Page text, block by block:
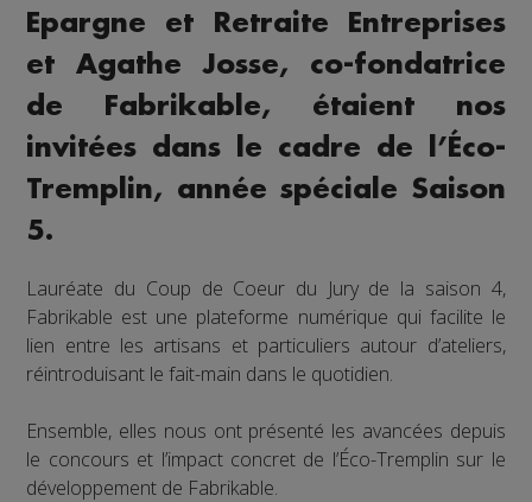
Epargne et Retraite Entreprises
et Agathe Josse, co-fondatrice
de Fabrikable, étaient nos
invitées dans le cadre de l’Éco-
Tremplin, année spéciale Saison
5.
Lauréate du Coup de Coeur du Jury de la saison 4,
Fabrikable est une plateforme numérique qui facilite le
lien entre les artisans et particuliers autour d’ateliers,
réintroduisant le fait-main dans le quotidien.
Ensemble, elles nous ont présenté les avancées depuis
le concours et l’impact concret de l’Éco-Tremplin sur le
développement de Fabrikable.